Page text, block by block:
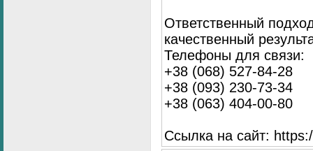
Ответственный
качественный
Телефоны для связи:
+38 (068) 527-84-28
+38 (093) 230-73-34
+38 (063) 404-00-80
Ссылка на сайт: